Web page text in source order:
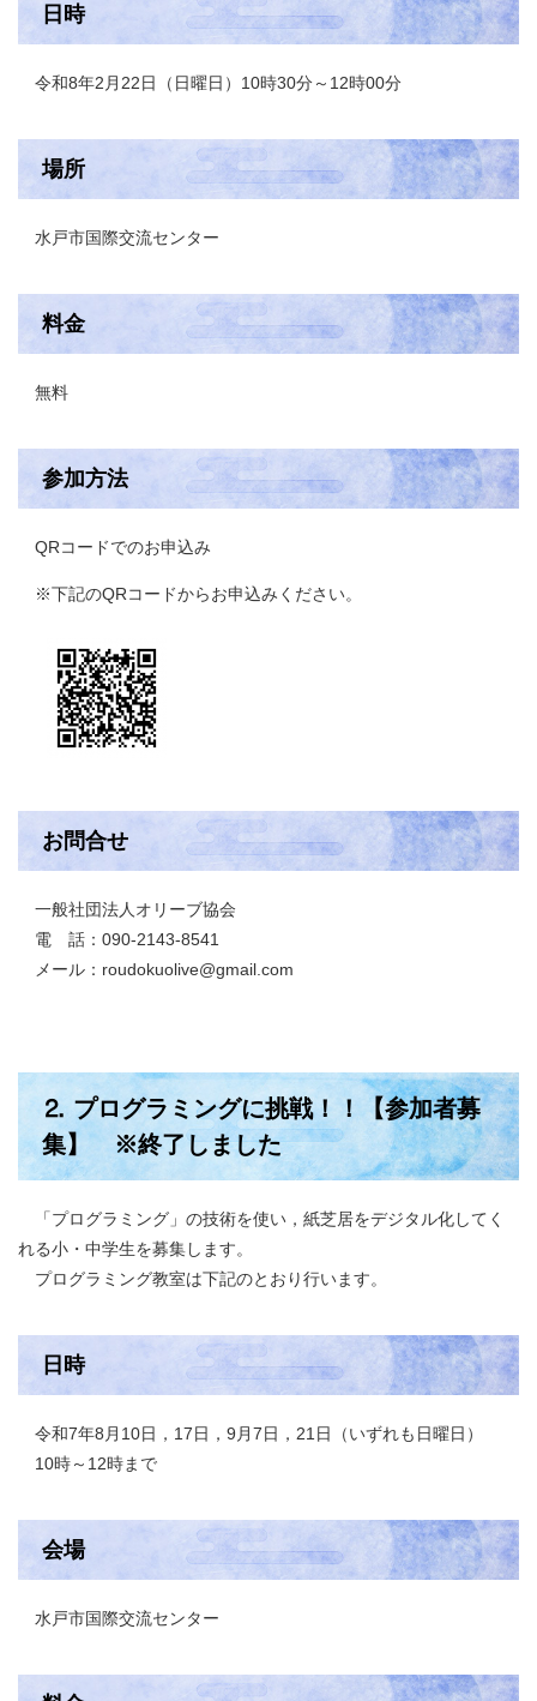
日時
令和8年2月22日（日曜日）10時30分～12時00分
場所
水戸市国際交流センター
料金
無料
参加方法
QRコードでのお申込み
※下記のQRコードからお申込みください。
お問合せ
一般社団法人オリーブ協会
電 話：090-2143-8541
メール：roudokuolive@gmail.com
⒉ プログラミングに挑戦！！【参加者募
集】 ※終了しました
「プログラミング」の技術を使い，紙芝居をデジタル化してく
れる小・中学生を募集します。
プログラミング教室は下記のとおり行います。
日時
令和7年8月10日，17日，9月7日，21日（いずれも日曜日）
10時～12時まで
会場
水戸市国際交流センター